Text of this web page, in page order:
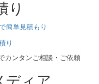
り
カンタンご相談・ご依頼
ディア